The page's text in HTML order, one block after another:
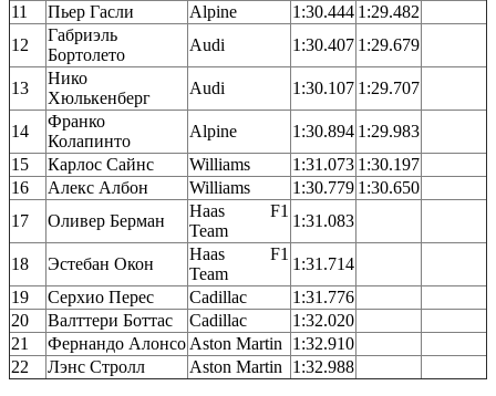
11
Пьер Гасли Alpine 1:30.444 1:29.482
12
Габриэль
Бортолето
Audi 1:30.407 1:29.679
13
Нико
Хюлькенберг
Audi 1:30.107 1:29.707
14
Франко
Колапинто
Alpine 1:30.894 1:29.983
15
Карлос Сайнс Williams 1:31.073 1:30.197
16
Алекс Албон Williams 1:30.779 1:30.650
17
Оливер Берман
Haas F1
Team
1:31.083
18 Эстебан Окон
Haas F1
Team
1:31.714
19
Серхио Перес Cadillac
1:31.776
20
Валттери Боттас Cadillac
1:32.020
21
Фернандо Алонсо Aston Martin
1:32.910
22
Лэнс Стролл Aston Martin 1:32.988